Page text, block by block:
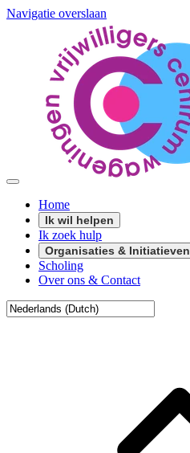
Navigatie overslaan
Home
Ik wil helpen
Ik zoek hulp
Organisaties & Initiatieven
Scholing
Over ons & Contact